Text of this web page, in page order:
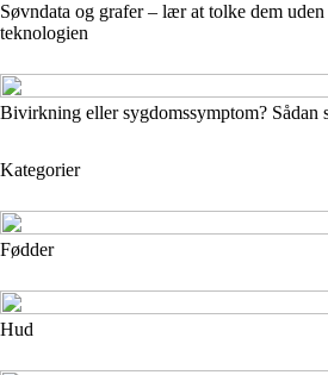
Søvndata og grafer – lær at tolke dem
teknologien
Bivirkning eller sygdomssymptom? Sådan
Kategorier
Fødder
Hud